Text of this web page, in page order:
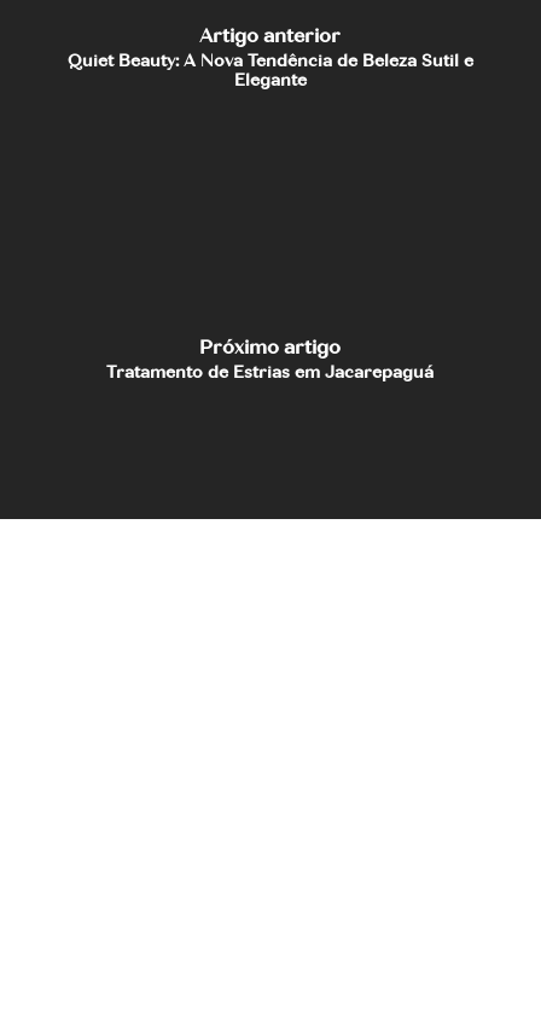
Artigo anterior
Quiet Beauty: A Nova Tendência de Beleza Sutil e
Elegante
Próximo artigo
Tratamento de Estrias em Jacarepaguá